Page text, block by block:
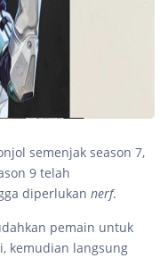
semenjak season 7,
9 telah
diperlukan nerf.
pemain untuk
kemudian langsung